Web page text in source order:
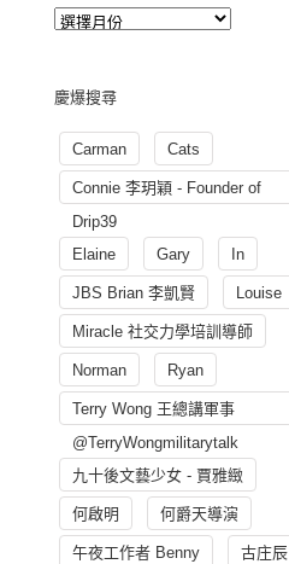
慶爆搜尋
Carman Cats
Connie 李玥穎 - Founder of
Drip39
Elaine
Gary In
JBS Brian 李凱賢 Louise
Miracle 社交力學培訓導師
Norman Ryan
Terry Wong 王總講軍事
@TerryWongmilitarytalk
九十後文藝少女 - 賈雅緻
何啟明 何爵天導演
午夜工作者 Benny 古庄辰